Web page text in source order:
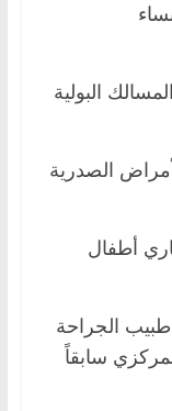
البولية
الصدرية
أطفال
الجراحة
سابقاً